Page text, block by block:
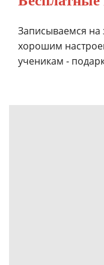
Записываемся на
хорошим
ученикам -